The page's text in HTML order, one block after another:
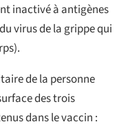
inactivé à antigènes
virus de la grippe qui
de la personne
des trois
dans le vaccin :